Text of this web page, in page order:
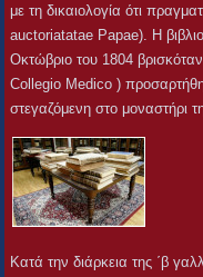
με τη δικαιολογία ότι
auctoriatatae Papae). H
Οκτώβριο του 1804
Collegio Medico )
στεγαζόμενη στο μοναστήρι
Κατά την διάρκεια της ΄β